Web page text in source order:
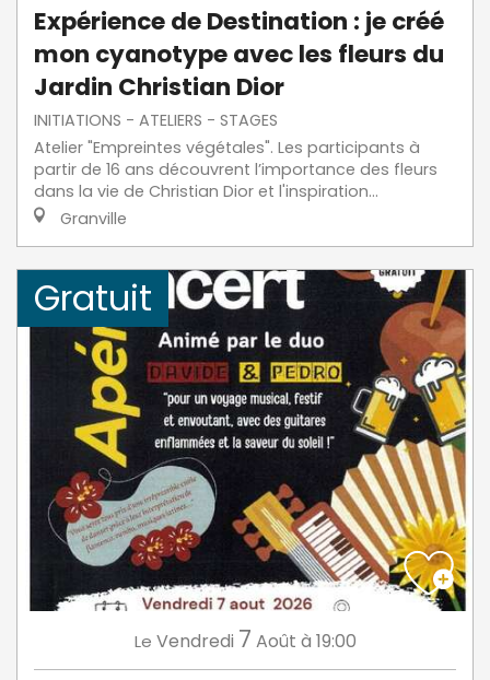
Expérience de Destination : je créé
mon cyanotype avec les fleurs du
Jardin Christian Dior
INITIATIONS - ATELIERS - STAGES
Atelier "Empreintes végétales". Les participants à
partir de 16 ans découvrent l’importance des fleurs
dans la vie de Christian Dior et l'inspiration...
Granville
Gratuit
Le Vendredi 7 Août à 19:00